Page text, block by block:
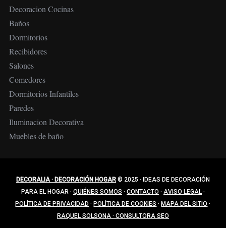
Decoracion Cocinas
Baños
Dormitorios
Recibidores
Salones
Comedores
Dormitorios Infantiles
Paredes
Iluminacion Decorativa
Muebles de baño
DECORALIA · DECORACIÓN HOGAR© 2025 · IDEAS DE DECORACIÓN
PARA EL HOGAR · QUIÉNES SOMOS · CONTACTO · AVISO LEGAL ·
POLÍTICA DE PRIVACIDAD · POLÍTICA DE COOKIES · MAPA DEL SITIO ·
RAQUEL SOLSONA · CONSULTORA SEO